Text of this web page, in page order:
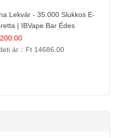
Lekvár - 35.000 Slukkos E-
| IBVape Bar Édes
Íz
ár： Ft 14686.00